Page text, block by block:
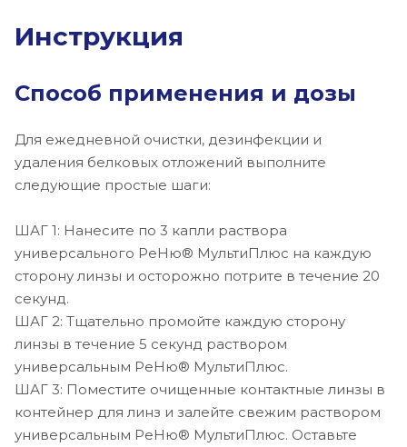
Инструкция
Способ применения и дозы
Для ежедневной очистки, дезинфекции и
удаления белковых отложений выполните
следующие простые шаги:
ШАГ 1: Нанесите по 3 капли раствора
универсального РеНю® МультиПлюс на каждую
сторону линзы и осторожно потрите в течение 20
секунд.
ШАГ 2: Тщательно промойте каждую сторону
линзы в течение 5 секунд раствором
универсальным РеНю® МультиПлюс.
ШАГ 3: Поместите очищенные контактные линзы в
контейнер для линз и залейте свежим раствором
универсальным РеНю® МультиПлюс. Оставьте